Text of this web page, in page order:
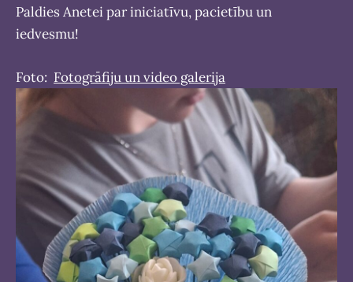
Paldies Anetei par iniciatīvu, pacietību un
iedvesmu!
Foto: Fotogrāfiju un video galerija